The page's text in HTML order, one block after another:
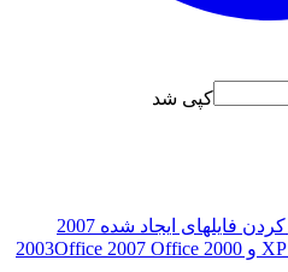
کپی شد
پچ مایکروسافت برای باز کردن فایلهای ایجاد شده 2007
Office 2007 Office 2000